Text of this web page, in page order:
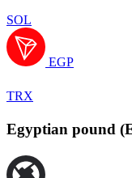
SOL
EGP
TRX
Egyptian pound